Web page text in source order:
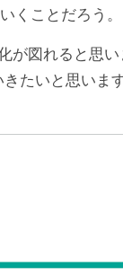
くことだろう。
が図れると思
たいと思いま